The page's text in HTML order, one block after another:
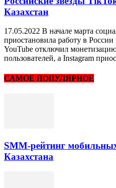
Казахстан
17.05.2022 В начале марта
приостановила работу в России
YouTube отключил
пользователей, а Instagram
САМОЕ ПОПУЛЯРНОЕ
SMM-рейтинг
Казахстана